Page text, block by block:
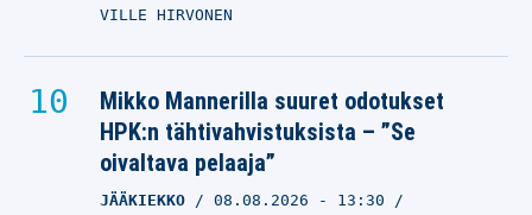
VILLE HIRVONEN
Mikko Mannerilla suuret odotukset
HPK:n tähtivahvistuksista – ”Se
oivaltava pelaaja”
JÄÄKIEKKO 08.08.2026 - 13:30